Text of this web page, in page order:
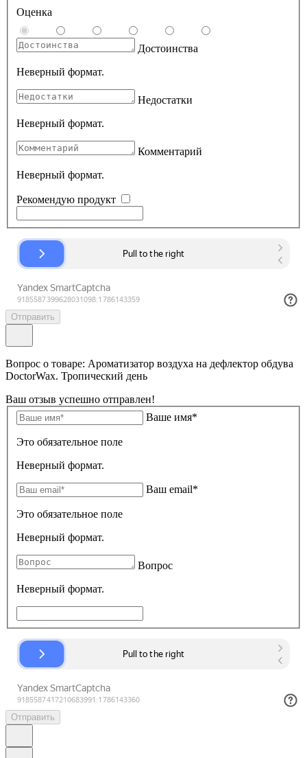
Оценка
Достоинства
Неверный формат.
Недостатки
Неверный формат.
Комментарий
Неверный формат.
Рекомендую продукт
Отправить
Вопрос о товаре: Ароматизатор воздуха на дефлектор обдува
DoctorWax. Тропический день
Ваш отзыв успешно отправлен!
Ваше имя*
Это обязательное поле
Неверный формат.
Ваш email*
Это обязательное поле
Неверный формат.
Вопрос
Неверный формат.
Отправить